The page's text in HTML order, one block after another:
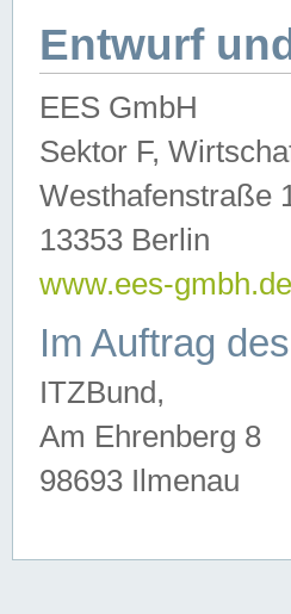
Entwurf
EES GmbH
Sektor F,
Westhafenstraße
13353 Berlin
www.ees-gmbh.de
Im Auftrag
ITZBund,
Am Ehrenberg 8
98693 Ilmenau